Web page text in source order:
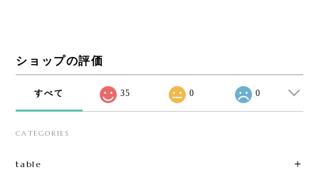
ショップの評価
すべて 35 0 0
CATEGORIES
table